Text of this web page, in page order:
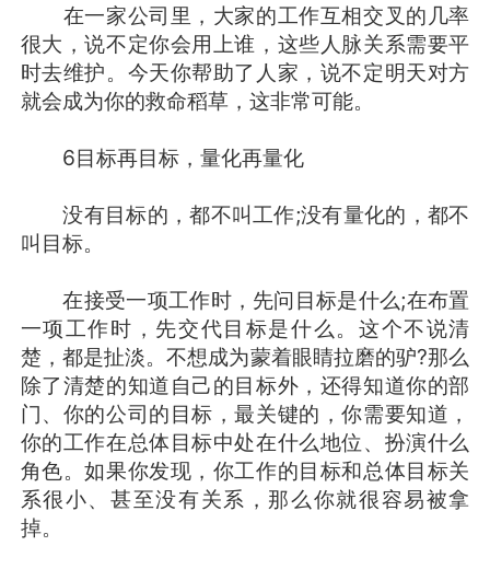
在一家公司里，大家的工作互相交叉的几率
很大，说不定你会用上谁，这些人脉关系需要平
时去维护。今天你帮助了人家，说不定明天对方
就会成为你的救命稻草，这非常可能。
6目标再目标，量化再量化
没有目标的，都不叫工作;没有量化的，都不
叫目标。
在接受一项工作时，先问目标是什么;在布置
一项工作时，先交代目标是什么。这个不说清
楚，都是扯淡。不想成为蒙着眼睛拉磨的驴?那么
除了清楚的知道自己的目标外，还得知道你的部
门、你的公司的目标，最关键的，你需要知道，
你的工作在总体目标中处在什么地位、扮演什么
角色。如果你发现，你工作的目标和总体目标关
系很小、甚至没有关系，那么你就很容易被拿
掉。